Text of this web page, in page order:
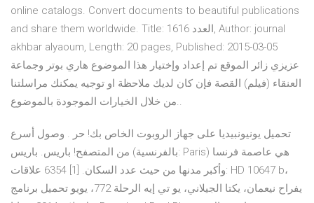
online catalogs. Convert documents to beautiful publications
and share them worldwide. Title: العدد 1616, Author: journal
akhbar alyaoum, Length: 20 pages, Published: 2015-03-05
عزيزي زائر الموقع تم إعداد وإختيار هذا الموضوع هاري بوتر وجماعة
العنقاء (فيلم) القصة فإن كان لديك ملاحظة او توجيه يمكنك مراسلتنا
من خلال الخيارات الموجودة بالموضوع..
تحميل يونيونبيديا على جهاز الروبوت الخاص بك! حر . وصول أسرع
من المتصفح! باريس. باريس (بالفرنسية: Paris) هي عاصمة فرنسا
وأكبر مدنها من حيث عدد السكان. [1] 6354 علاقات: HD 10647 b،
يفراح نيعمان، يكتا الجيلاني، يو تي إيه الرحلة 772، يويو تحميل برنامج